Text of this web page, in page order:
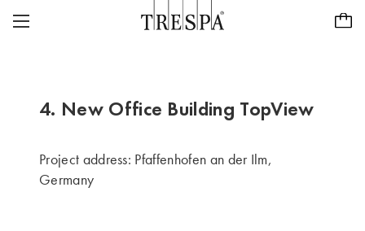
TRESPA® METEON®
TRESPA® TOPLAB®
INSPIRACJI
ZRÓWNOWAŻONY ROZWÓJ
4. New Office Building TopView
Project address: Pfaffenhofen an der Ilm,
Germany